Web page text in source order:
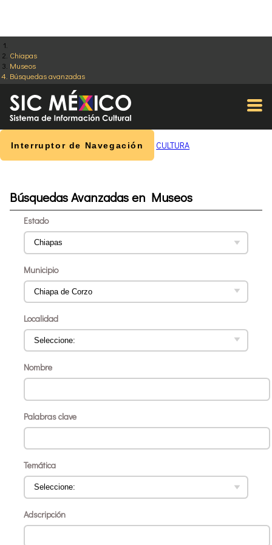
Chiapas
Museos
Búsquedas avanzadas
Interruptor de Navegación CULTURA
Búsquedas Avanzadas en Museos
Estado
Municipio
Localidad
Nombre
Palabras clave
Temática
Adscripción